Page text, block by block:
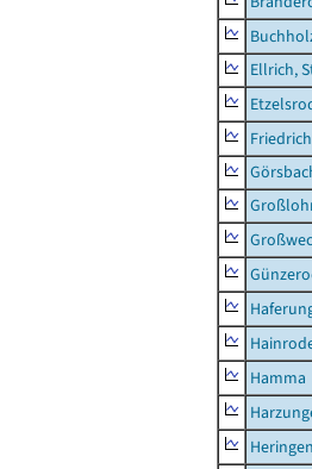
Ellrich,
Hamma